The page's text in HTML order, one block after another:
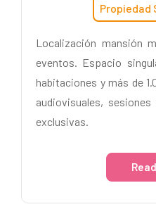
Propiedad
Localización mansión
eventos. Espacio
habitaciones y más de
audiovisuales,
exclusivas.